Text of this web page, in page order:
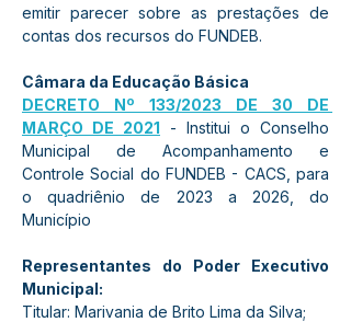
emitir parecer sobre as prestações de
contas dos recursos do FUNDEB.
Câmara da Educação Básica
DECRETO Nº 133/2023 DE 30 DE
MARÇO DE 2021 - Institui o Conselho
Municipal de Acompanhamento e
Controle Social do FUNDEB - CACS, para
o quadriênio de 2023 a 2026, do
Município
Representantes do Poder Executivo
Municipal:
Titular: Marivania de Brito Lima da Silva;